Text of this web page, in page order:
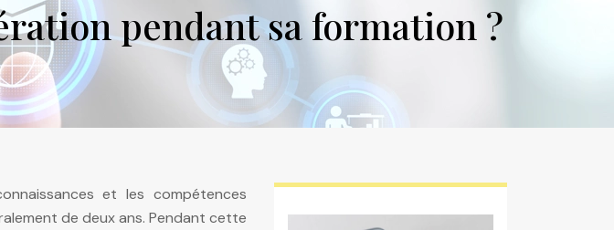
pendant sa formation ?
et les compétences
de deux ans. Pendant cette